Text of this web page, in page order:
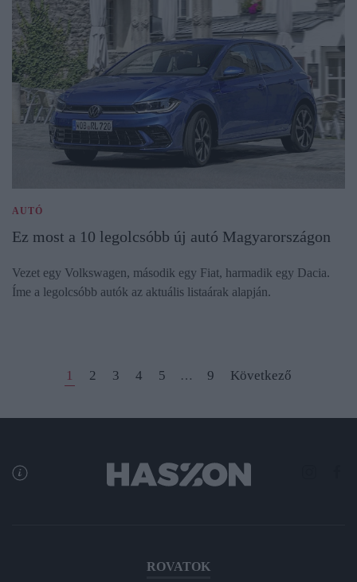
AUTÓ
Ez most a 10 legolcsóbb új autó Magyarországon
Vezet egy Volkswagen, második egy Fiat, harmadik egy Dacia.
Íme a legolcsóbb autók az aktuális listaárak alapján.
1 2 3 4 5 … 9 Következő
ROVATOK